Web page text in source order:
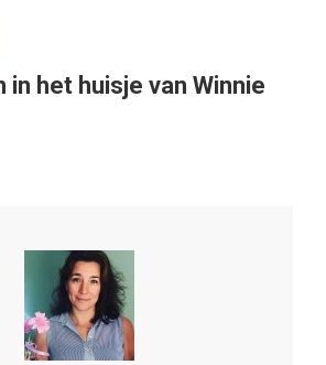
in het huisje van Winnie